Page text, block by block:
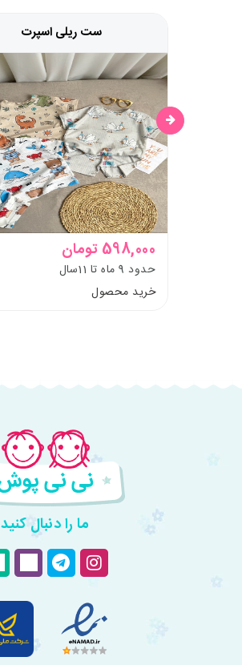
ست ریلی اسپرت
598,000 تومان
حدود 9 ماه تا 11سال
خرید محصول
ما را دنبال کنید